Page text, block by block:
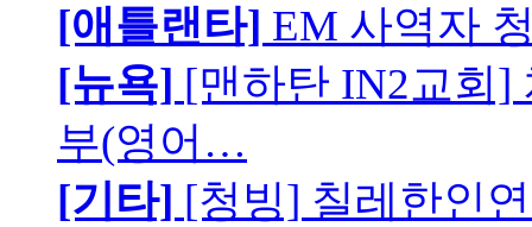
[애틀랜타] EM 사역자
[뉴욕] [맨하탄 IN2교회]
부(영어…
[기타] [청빙] 칠레한인